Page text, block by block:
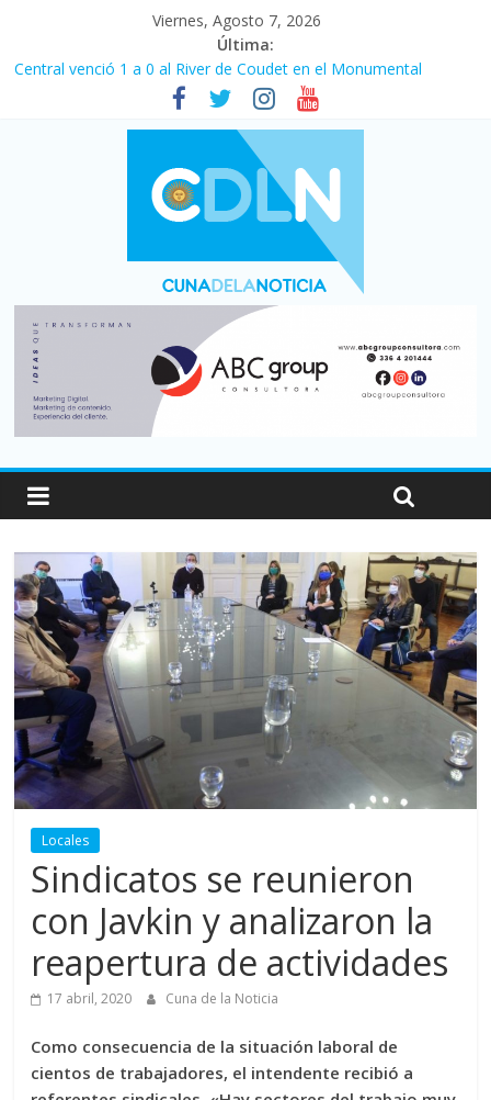
Viernes, Agosto 7, 2026
Última:
Central venció 1 a 0 al River de Coudet en el Monumental
La morosidad alcanzó su nivel más alto en dos décadas y ya
afecta a 400 mil deudores en Santa Fe
Desde que asumió Milei cerraron 41.000 kioscos: el sector
denuncia crisis como en 2001
Vacaciones de invierno con más movimiento y consumo
turístico: 4,6 millones de personas viajaron por el país, un 5,9%
Fuerte caída de la venta de autos usados en julio: bajó un 12,6%
Locales
Sindicatos se reunieron
con Javkin y analizaron la
reapertura de actividades
17 abril, 2020 Cuna de la Noticia
Como consecuencia de la situación laboral de
cientos de trabajadores, el intendente recibió a